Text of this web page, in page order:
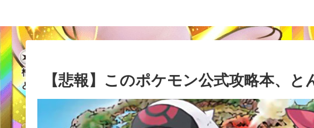
【悲報】このポケモン公式攻略本、